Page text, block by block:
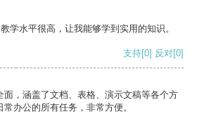
学水平很高，让我能够学到实用的知识。
支持[0] 反对[0]
面，涵盖了文档、表格、演示文稿等各个方
办公的所有任务，非常方便。